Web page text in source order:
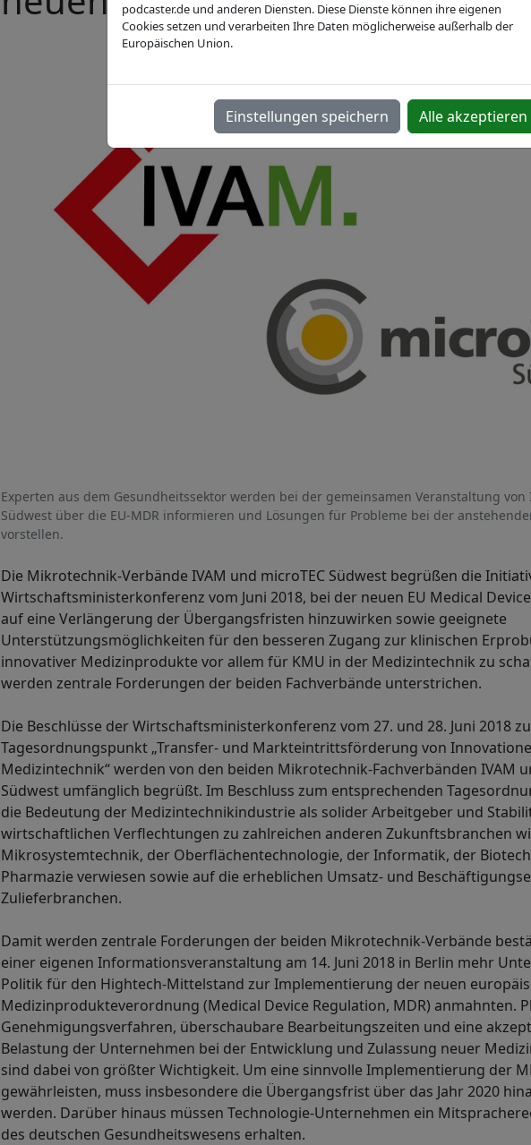
Experten aus dem Gesundheitssektor werden bei der gemeinsamen Veranstaltung von
Südwest über die EU-MDR informieren und Lösungen für Probleme bei der
vorstellen.
Die Mikrotechnik-Verbände IVAM und microTEC Südwest begrüßen die
Wirtschaftsministerkonferenz vom Juni 2018, bei der neuen EU Medical
auf eine Verlängerung der Übergangsfristen hinzuwirken sowie geeignete
Unterstützungsmöglichkeiten für den besseren Zugang zur klinischen
innovativer Medizinprodukte vor allem für KMU in der Medizintechnik zu
werden zentrale Forderungen der beiden Fachverbände unterstrichen.
Die Beschlüsse der Wirtschaftsministerkonferenz vom 27. und 28. Juni 2018
Tagesordnungspunkt „Transfer- und Markteintrittsförderung von
Medizintechnik“ werden von den beiden Mikrotechnik-Fachverbänden IVAM
Südwest umfänglich begrüßt. Im Beschluss zum entsprechenden
die Bedeutung der Medizintechnikindustrie als solider Arbeitgeber und
wirtschaftlichen Verflechtungen zu zahlreichen anderen Zukunftsbranchen
Mikrosystemtechnik, der Oberflächentechnologie, der Informatik, der
Pharmazie verwiesen sowie auf die erheblichen Umsatz- und
Zulieferbranchen.
Damit werden zentrale Forderungen der beiden Mikrotechnik-Verbände
einer eigenen Informationsveranstaltung am 14. Juni 2018 in Berlin mehr
Politik für den Hightech-Mittelstand zur Implementierung der neuen
Medizinprodukteverordnung (Medical Device Regulation, MDR) anmahnten.
Genehmigungsverfahren, überschaubare Bearbeitungszeiten und eine
Belastung der Unternehmen bei der Entwicklung und Zulassung neuer
sind dabei von größter Wichtigkeit. Um eine sinnvolle Implementierung der
gewährleisten, muss insbesondere die Übergangsfrist über das Jahr 2020
werden. Darüber hinaus müssen Technologie-Unternehmen ein
des deutschen Gesundheitswesens erhalten.
podcaster.de und anderen Diensten. Diese Dienste können ihre eigenen
Cookies setzen und verarbeiten Ihre Daten möglicherweise außerhalb der
Europäischen Union.
Einstellungen speichern Alle akzeptieren